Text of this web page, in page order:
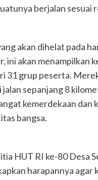
berjalan sesuai
akan dihelat pada
ini akan menampilkan
31 grup peserta.
sepanjang 8
kemerdekaan dan
bangsa.
HUT RI ke-80 Desa
harapannya agar